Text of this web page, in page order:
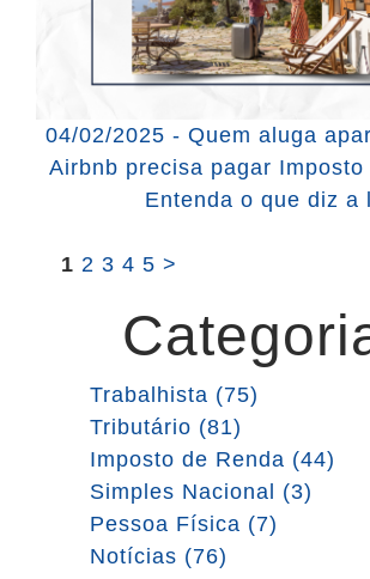
04/02/2025 - Quem aluga
Airbnb precisa pagar Imposto
Entenda o que diz a
1 2 3 4 5 >
Trabalhista (75)
Tributário (81)
Imposto de Renda (44)
Simples Nacional (3)
Pessoa Física (7)
Notícias (76)